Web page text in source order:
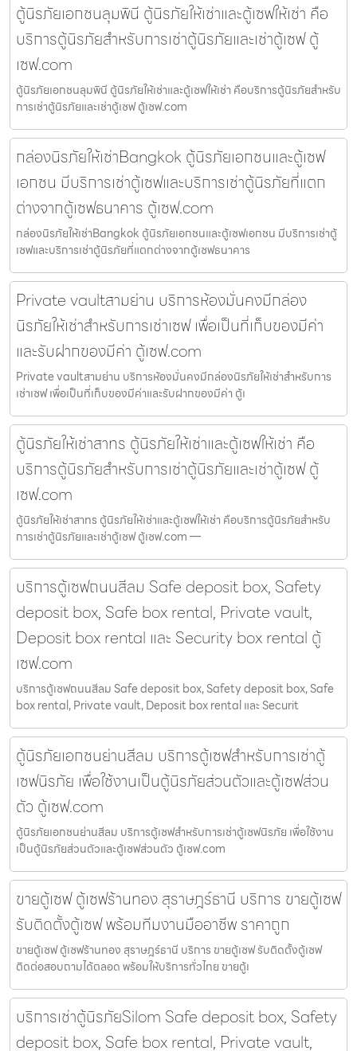
ตู้นิรภัยเอกชนลุมพินี ตู้นิรภัยให้เช่าและตู้เซฟให้เช่า คือ
บริการตู้นิรภัยสำหรับการเช่าตู้นิรภัยและเช่าตู้เซฟ ตู้
เซฟ.com
ตู้นิรภัยเอกชนลุมพินี ตู้นิรภัยให้เช่าและตู้เซฟให้เช่า คือบริการตู้นิรภัยสำหรับ
การเช่าตู้นิรภัยและเช่าตู้เซฟ ตู้เซฟ.com
กล่องนิรภัยให้เช่าBangkok ตู้นิรภัยเอกชนและตู้เซฟ
เอกชน มีบริการเช่าตู้เซฟและบริการเช่าตู้นิรภัยที่แตก
ต่างจากตู้เซฟธนาคาร ตู้เซฟ.com
กล่องนิรภัยให้เช่าBangkok ตู้นิรภัยเอกชนและตู้เซฟเอกชน มีบริการเช่าตู้
เซฟและบริการเช่าตู้นิรภัยที่แตกต่างจากตู้เซฟธนาคาร
Private vaultสามย่าน บริการห้องมั่นคงมีกล่อง
นิรภัยให้เช่าสำหรับการเช่าเซฟ เพื่อเป็นที่เก็บของมีค่า
และรับฝากของมีค่า ตู้เซฟ.com
Private vaultสามย่าน บริการห้องมั่นคงมีกล่องนิรภัยให้เช่าสำหรับการ
เช่าเซฟ เพื่อเป็นที่เก็บของมีค่าและรับฝากของมีค่า ตู้เ
ตู้นิรภัยให้เช่าสาทร ตู้นิรภัยให้เช่าและตู้เซฟให้เช่า คือ
บริการตู้นิรภัยสำหรับการเช่าตู้นิรภัยและเช่าตู้เซฟ ตู้
เซฟ.com
ตู้นิรภัยให้เช่าสาทร ตู้นิรภัยให้เช่าและตู้เซฟให้เช่า คือบริการตู้นิรภัยสำหรับ
การเช่าตู้นิรภัยและเช่าตู้เซฟ ตู้เซฟ.com —
บริการตู้เซฟถนนสีลม Safe deposit box, Safety
deposit box, Safe box rental, Private vault,
Deposit box rental และ Security box rental ตู้
เซฟ.com
บริการตู้เซฟถนนสีลม Safe deposit box, Safety deposit box, Safe
box rental, Private vault, Deposit box rental และ Securit
ตู้นิรภัยเอกชนย่านสีลม บริการตู้เซฟสำหรับการเช่าตู้
เซฟนิรภัย เพื่อใช้งานเป็นตู้นิรภัยส่วนตัวและตู้เซฟส่วน
ตัว ตู้เซฟ.com
ตู้นิรภัยเอกชนย่านสีลม บริการตู้เซฟสำหรับการเช่าตู้เซฟนิรภัย เพื่อใช้งาน
เป็นตู้นิรภัยส่วนตัวและตู้เซฟส่วนตัว ตู้เซฟ.com
ขายตู้เซฟ ตู้เซฟร้านทอง สุราษฎร์ธานี บริการ ขายตู้เซฟ
รับติดตั้งตู้เซฟ พร้อมทีมงานมืออาชีพ ราคาถูก
ขายตู้เซฟ ตู้เซฟร้านทอง สุราษฎร์ธานี บริการ ขายตู้เซฟ รับติดตั้งตู้เซฟ
ติดต่อสอบถามได้ตลอด พร้อมให้บริการทั่วไทย ขายตู้เ
บริการเช่าตู้นิรภัยSilom Safe deposit box, Safety
deposit box, Safe box rental, Private vault,